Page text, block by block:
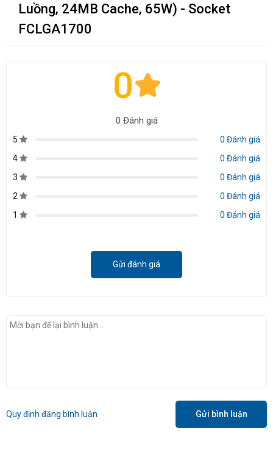
Luồng, 24MB Cache, 65W) - Socket
FCLGA1700
0
0 Đánh giá
5
0 Đánh giá
4
0 Đánh giá
3
0 Đánh giá
2
0 Đánh giá
1
0 Đánh giá
Gửi đánh giá
Quy định đăng bình luận Gửi bình luận